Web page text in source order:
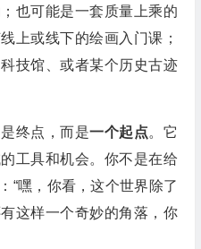
也可能是一套质量上乘的
上或线下的绘画入门课；
技馆、或者某个历史古迹
终点，而是一个起点。它
工具和机会。你不是在给
“嘿，你看，这个世界除了
这样一个奇妙的角落，你